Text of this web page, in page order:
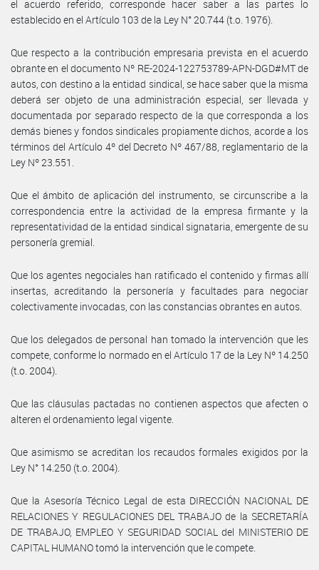
el acuerdo referido, corresponde hacer saber a las partes lo
establecido en el Artículo 103 de la Ley N° 20.744 (t.o. 1976).
Que respecto a la contribución empresaria prevista en el acuerdo
obrante en el documento Nº RE-2024-122753789-APN-DGD#MT de
autos, con destino a la entidad sindical, se hace saber que la misma
deberá ser objeto de una administración especial, ser llevada y
documentada por separado respecto de la que corresponda a los
demás bienes y fondos sindicales propiamente dichos, acorde a los
términos del Artículo 4º del Decreto Nº 467/88, reglamentario de la
Ley Nº 23.551.
Que el ámbito de aplicación del instrumento, se circunscribe a la
correspondencia entre la actividad de la empresa firmante y la
representatividad de la entidad sindical signataria, emergente de su
personería gremial.
Que los agentes negociales han ratificado el contenido y firmas allí
insertas, acreditando la personería y facultades para negociar
colectivamente invocadas, con las constancias obrantes en autos.
Que los delegados de personal han tomado la intervención que les
compete, conforme lo normado en el Artículo 17 de la Ley Nº 14.250
(t.o. 2004).
Que las cláusulas pactadas no contienen aspectos que afecten o
alteren el ordenamiento legal vigente.
Que asimismo se acreditan los recaudos formales exigidos por la
Ley N° 14.250 (t.o. 2004).
Que la Asesoría Técnico Legal de esta DIRECCIÓN NACIONAL DE
RELACIONES Y REGULACIONES DEL TRABAJO de la SECRETARÍA
DE TRABAJO, EMPLEO Y SEGURIDAD SOCIAL del MINISTERIO DE
CAPITAL HUMANO tomó la intervención que le compete.